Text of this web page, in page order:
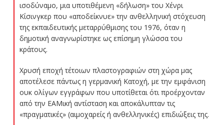
ισοδύναμο, μια υποτιθέμενη «δήλωση» του Χένρι
Κίσινγκερ που «αποδείκνυε» την ανθελληνική στόχευση
της εκπαιδευτικής μεταρρύθμισης του 1976, όταν η
δημοτική αναγνωρίστηκε ως επίσημη γλώσσα του
κράτους.
Χρυσή εποχή τέτοιων πλαστογραφιών στη χώρα μας
αποτέλεσε πάντως η γερμανική Κατοχή, με την εμφάνιση
ουκ ολίγων εγγράφων που υποτίθεται ότι προέρχονταν
από την ΕΑΜική αντίσταση και αποκάλυπταν τις
«πραγματικές» (αιμοχαρείς ή ανθελληνικές) επιδιώξεις της.